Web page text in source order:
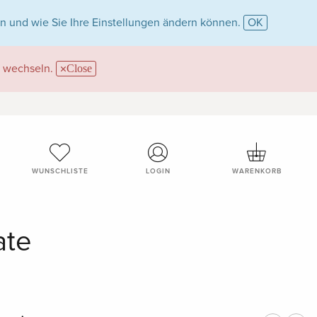
und wie Sie Ihre Einstellungen ändern können. OK
wechseln. Close
WUNSCHLISTE LOGIN WARENKORB